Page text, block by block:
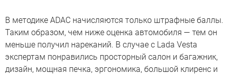
В методике ADAC начисляются только штрафные баллы.
Таким образом, чем ниже оценка автомобиля — тем он
меньше получил нареканий. В случае с Lada Vesta
экспертам понравились просторный салон и багажник,
дизайн, мощная печка, эргономика, большой клиренс и